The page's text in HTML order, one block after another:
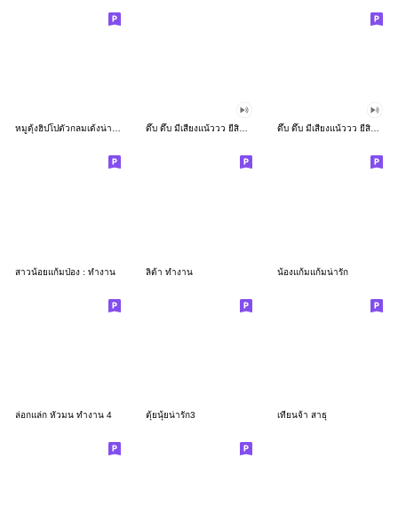
หมูดุ้งฮิปโปตัวกลมเด้งน่ารัก ดึ๊บ ดึ๊บ มีเสียงแน้ววว ยี่สิบเจ็ด ดึ๊บ ดึ๊บ มีเสียงแน้ววว ยี่สิบหก
สาวน้อยแก้มป่อง : ทำงาน ลิต้า ทำงาน น้องแก้มแก้มน่ารัก
ล่อกแล่ก หัวมน ทำงาน 4 ตุ้ยนุ้ยน่ารัก3 เทียนจ้า สาธุ